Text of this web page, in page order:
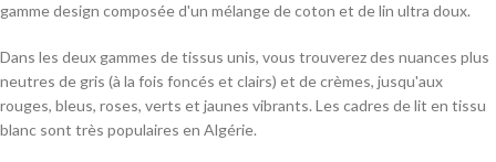
gamme design composée d'un mélange de coton et de lin ultra doux.
Dans les deux gammes de tissus unis, vous trouverez des nuances plus
neutres de gris (à la fois foncés et clairs) et de crèmes, jusqu'aux
rouges, bleus, roses, verts et jaunes vibrants. Les cadres de lit en tissu
blanc sont très populaires en Algérie.